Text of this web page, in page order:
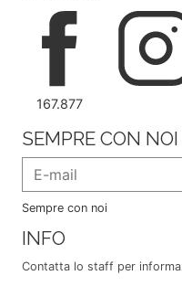
167.877
SEMPRE CON NOI
Sempre con noi
INFO
Contatta lo staff per